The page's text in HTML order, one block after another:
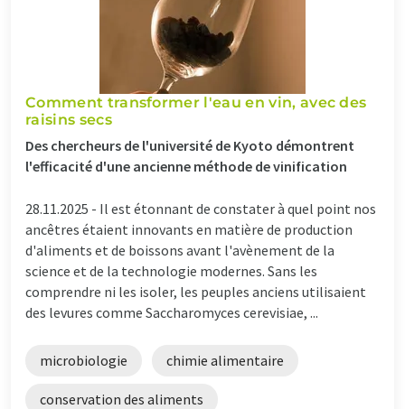
Comment transformer l'eau en vin, avec des
raisins secs
Des chercheurs de l'université de Kyoto démontrent
l'efficacité d'une ancienne méthode de vinification
28.11.2025 - Il est étonnant de constater à quel point nos
ancêtres étaient innovants en matière de production
d'aliments et de boissons avant l'avènement de la
science et de la technologie modernes. Sans les
comprendre ni les isoler, les peuples anciens utilisaient
des levures comme Saccharomyces cerevisiae, ...
microbiologie chimie alimentaire
conservation des aliments